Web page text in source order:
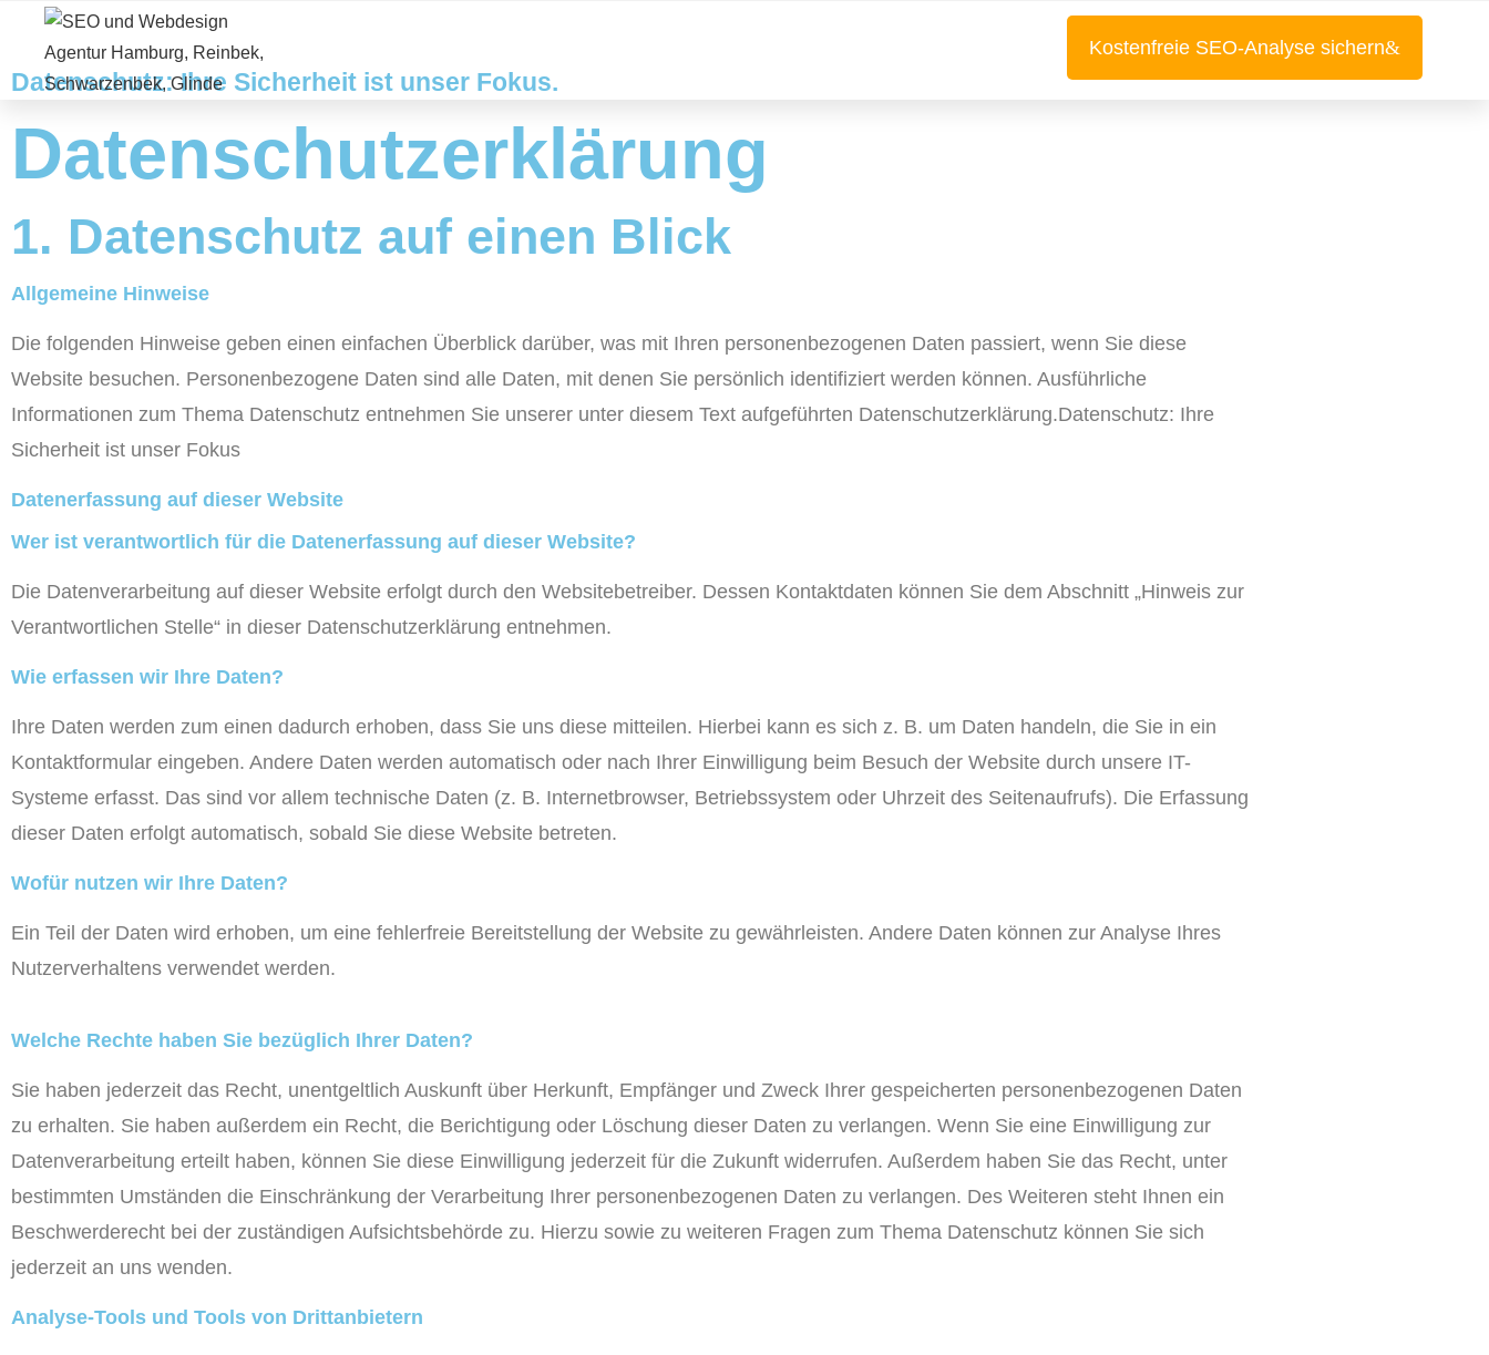
Kostenfreie SEO-Analyse sichern
Datenschutz: Ihre Sicherheit ist unser Fokus.
Datenschutz­erklärung
1. Datenschutz auf einen Blick
Allgemeine Hinweise
Die folgenden Hinweise geben einen einfachen Überblick darüber, was mit Ihren personenbezogenen Daten passiert, wenn Sie diese
Website besuchen. Personenbezogene Daten sind alle Daten, mit denen Sie persönlich identifiziert werden können. Ausführliche
Informationen zum Thema Datenschutz entnehmen Sie unserer unter diesem Text aufgeführten Datenschutzerklärung.Datenschutz: Ihre
Sicherheit ist unser Fokus
Datenerfassung auf dieser Website
Wer ist verantwortlich für die Datenerfassung auf dieser Website?
Die Datenverarbeitung auf dieser Website erfolgt durch den Websitebetreiber. Dessen Kontaktdaten können Sie dem Abschnitt „Hinweis zur
Verantwortlichen Stelle“ in dieser Datenschutzerklärung entnehmen.
Wie erfassen wir Ihre Daten?
Ihre Daten werden zum einen dadurch erhoben, dass Sie uns diese mitteilen. Hierbei kann es sich z. B. um Daten handeln, die Sie in ein
Kontaktformular eingeben. Andere Daten werden automatisch oder nach Ihrer Einwilligung beim Besuch der Website durch unsere IT-
Systeme erfasst. Das sind vor allem technische Daten (z. B. Internetbrowser, Betriebssystem oder Uhrzeit des Seitenaufrufs). Die Erfassung
dieser Daten erfolgt automatisch, sobald Sie diese Website betreten.
Wofür nutzen wir Ihre Daten?
Ein Teil der Daten wird erhoben, um eine fehlerfreie Bereitstellung der Website zu gewährleisten. Andere Daten können zur Analyse Ihres
Nutzerverhaltens verwendet werden.
Welche Rechte haben Sie bezüglich Ihrer Daten?
Sie haben jederzeit das Recht, unentgeltlich Auskunft über Herkunft, Empfänger und Zweck Ihrer gespeicherten personenbezogenen Daten
zu erhalten. Sie haben außerdem ein Recht, die Berichtigung oder Löschung dieser Daten zu verlangen. Wenn Sie eine Einwilligung zur
Datenverarbeitung erteilt haben, können Sie diese Einwilligung jederzeit für die Zukunft widerrufen. Außerdem haben Sie das Recht, unter
bestimmten Umständen die Einschränkung der Verarbeitung Ihrer personenbezogenen Daten zu verlangen. Des Weiteren steht Ihnen ein
Beschwerderecht bei der zuständigen Aufsichtsbehörde zu. Hierzu sowie zu weiteren Fragen zum Thema Datenschutz können Sie sich
jederzeit an uns wenden.
Analyse-Tools und Tools von Dritt­anbietern